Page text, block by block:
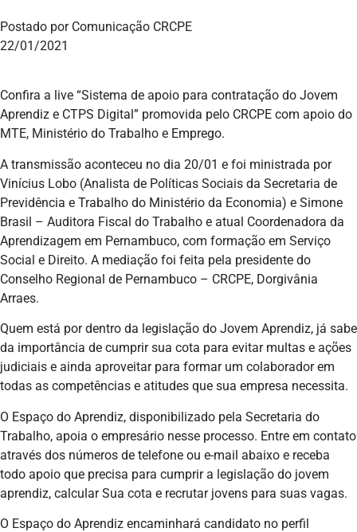
Postado por Comunicação CRCPE
22/01/2021
Confira a live “Sistema de apoio para contratação do Jovem
Aprendiz e CTPS Digital” promovida pelo CRCPE com apoio do
MTE, Ministério do Trabalho e Emprego.
A transmissão aconteceu no dia 20/01 e foi ministrada por
Vinícius Lobo (Analista de Políticas Sociais da Secretaria de
Previdência e Trabalho do Ministério da Economia) e Simone
Brasil – Auditora Fiscal do Trabalho e atual Coordenadora da
Aprendizagem em Pernambuco, com formação em Serviço
Social e Direito. A mediação foi feita pela presidente do
Conselho Regional de Pernambuco – CRCPE, Dorgivânia
Arraes.
Quem está por dentro da legislação do Jovem Aprendiz, já sabe
da importância de cumprir sua cota para evitar multas e ações
judiciais e ainda aproveitar para formar um colaborador em
todas as competências e atitudes que sua empresa necessita.
O Espaço do Aprendiz, disponibilizado pela Secretaria do
Trabalho, apoia o empresário nesse processo. Entre em contato
através dos números de telefone ou e-mail abaixo e receba
todo apoio que precisa para cumprir a legislação do jovem
aprendiz, calcular Sua cota e recrutar jovens para suas vagas.
O Espaço do Aprendiz encaminhará candidato no perfil